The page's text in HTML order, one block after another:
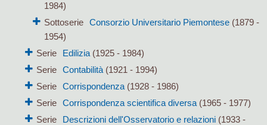
1984)
Sottoserie
Consorzio Universitario Piemontese (1879 -
1954)
Serie
Edilizia(1925 - 1984)
Serie Contabilità(1921 - 1994)
Serie Corrispondenza(1928 - 1986)
Serie Corrispondenza scientifica diversa(1965 - 1977)
Serie
Descrizioni dell'Osservatorio e relazioni(1933 -